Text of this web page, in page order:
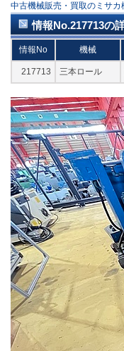
中古機械販売・買取のミサカ
情報No.217713の
情報No 機械
217713 三本ロール